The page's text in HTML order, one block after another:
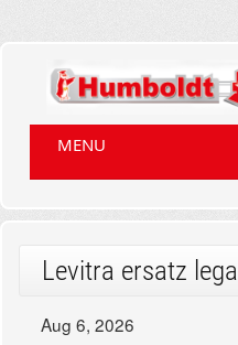
MENU
Levitra ersatz legal
Aug 6, 2026